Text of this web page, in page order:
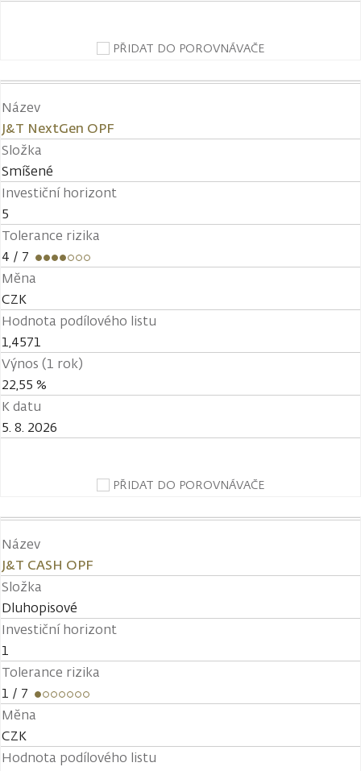
PŘIDAT DO POROVNÁVAČE
Název
J&T NextGen OPF
Složka
Smíšené
Investiční horizont
5
Tolerance rizika
4 / 7
Měna
CZK
Hodnota podílového listu
1,4571
Výnos (1 rok)
22,55 %
K datu
5. 8. 2026
PŘIDAT DO POROVNÁVAČE
Název
J&T CASH OPF
Složka
Dluhopisové
Investiční horizont
1
Tolerance rizika
1 / 7
Měna
CZK
Hodnota podílového listu